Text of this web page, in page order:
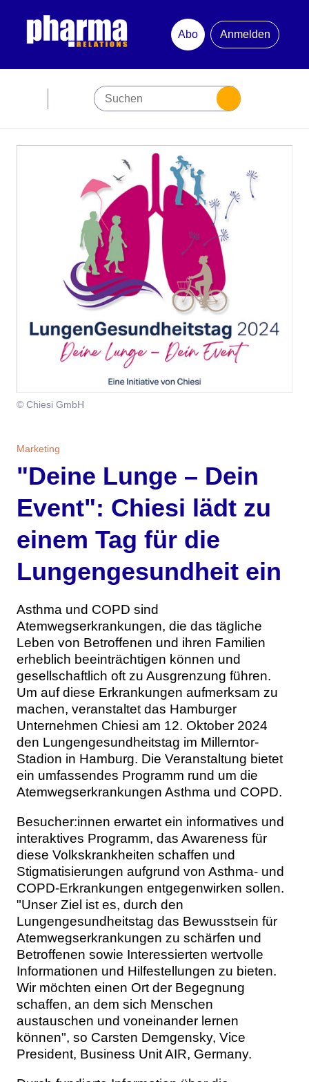
Abo
Anmelden
Premiumpartner
Mediadaten
Marketing
Digital Health
Magazin
Aktuelle Ausgabe
Abonnement
Werben
© Chiesi GmbH
Marketing
"Deine Lunge – Dein
Event": Chiesi lädt zu
einem Tag für die
Lungengesundheit ein
Asthma und COPD sind
Atemwegserkrankungen, die das tägliche
Leben von Betroffenen und ihren Familien
erheblich beeinträchtigen können und
gesellschaftlich oft zu Ausgrenzung führen.
Um auf diese Erkrankungen aufmerksam zu
machen, veranstaltet das Hamburger
Unternehmen Chiesi am 12. Oktober 2024
den Lungengesundheitstag im Millerntor-
Stadion in Hamburg. Die Veranstaltung bietet
ein umfassendes Programm rund um die
Atemwegserkrankungen Asthma und COPD.
Besucher:innen erwartet ein informatives und
interaktives Programm, das Awareness für
diese Volkskrankheiten schaffen und
Stigmatisierungen aufgrund von Asthma- und
COPD-Erkrankungen entgegenwirken sollen.
"Unser Ziel ist es, durch den
Lungengesundheitstag das Bewusstsein für
Atemwegserkrankungen zu schärfen und
Betroffenen sowie Interessierten wertvolle
Informationen und Hilfestellungen zu bieten.
Wir möchten einen Ort der Begegnung
schaffen, an dem sich Menschen
austauschen und voneinander lernen
können", so Carsten Demgensky, Vice
President, Business Unit AIR, Germany.